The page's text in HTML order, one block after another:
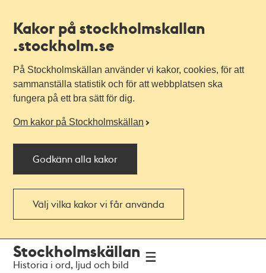
Kakor på stockholmskallan
.stockholm.se
På Stockholmskällan använder vi kakor, cookies, för att
sammanställa statistik och för att webbplatsen ska
fungera på ett bra sätt för dig.
Om kakor på Stockholmskällan
Godkänn alla kakor
Välj vilka kakor vi får använda
navigationen
huvudinnehållet
Stockholmskällan
Historia i ord, ljud och bild